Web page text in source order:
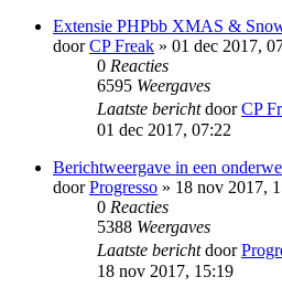
Extensie PHPbb XMAS &
doorCP Freak » 01 dec 2017,
0 Reacties
6595 Weergaves
Laatste berichtdoorCP
01 dec 2017, 07:22
Berichtweergave in een
doorProgresso » 18 nov 2017,
0 Reacties
5388 Weergaves
Laatste berichtdoor
18 nov 2017, 15:19